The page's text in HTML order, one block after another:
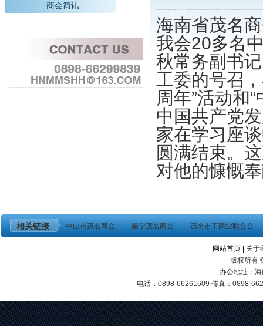
商会简讯
海南省茂名
我会20多名
秋常务副书
工委的号召
周年”活动和
中国共产党
家在学习座
圆满结束。
对他的慷慨
相关链接 中山市茂名商会 南宁茂名商会 茂名市工商业联合会
网站首页
关于
版权所有
办公地址：
电话：0898-66261609 传真：0898-
<